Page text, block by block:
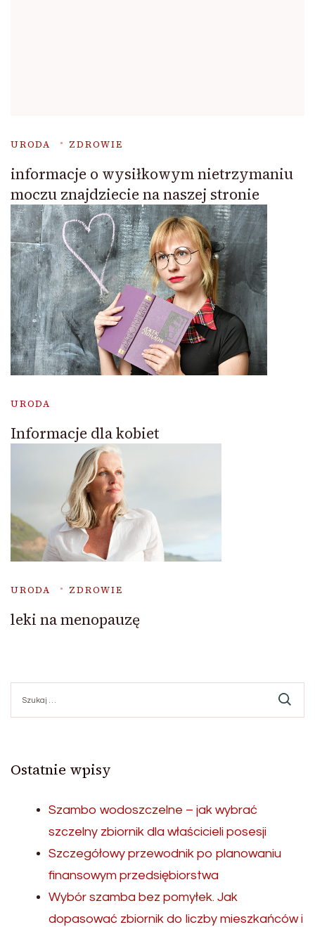
URODA ZDROWIE
informacje o wysiłkowym nietrzymaniu
moczu znajdziecie na naszej stronie
URODA
Informacje dla kobiet
URODA ZDROWIE
leki na menopauzę
Ostatnie wpisy
Szambo wodoszczelne – jak wybrać
szczelny zbiornik dla właścicieli posesji
Szczegółowy przewodnik po planowaniu
finansowym przedsiębiorstwa
Wybór szamba bez pomyłek. Jak
dopasować zbiornik do liczby mieszkańców i